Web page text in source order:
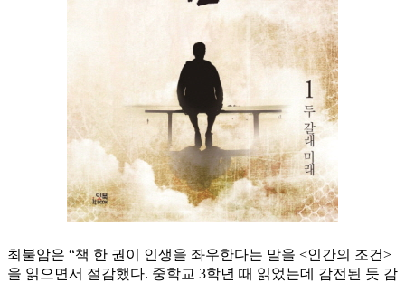
최불암은 “책 한 권이 인생을 좌우한다는 말을 <인간의 조건>
을 읽으면서 절감했다. 중학교 3학년 때 읽었는데 감전된 듯 감